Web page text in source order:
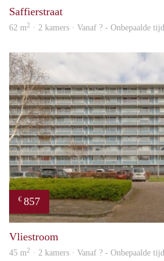
Saffierstraat
62 m2 · 2 kamers · Vanaf ? - Onbepaalde tijd
€ 857
Vliestroom
45 m2 · 2 kamers · Vanaf ? - Onbepaalde tijd